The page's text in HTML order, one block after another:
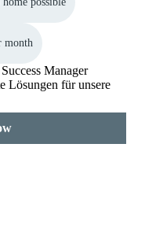
month
Manager
Lösungen für unsere